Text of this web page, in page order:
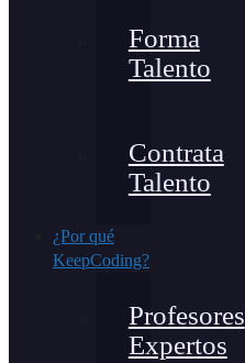
Forma
Talento
Contrata
Talento
¿Por qué
KeepCoding?
Profesores
Expertos